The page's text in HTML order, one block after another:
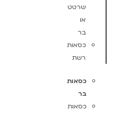
שרטט
או
בר
כסאות
רשת
כסאות
בר
כסאות